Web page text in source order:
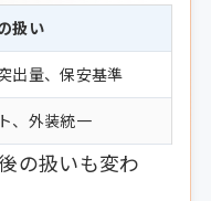
扱い
出量、保安基準
、外装統一
の扱いも変わ